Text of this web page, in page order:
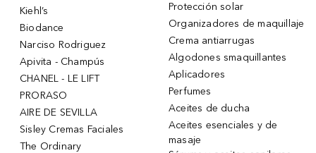
Kiehl’s
Biodance
Narciso Rodriguez
Apivita - Champús
CHANEL - LE LIFT
PRORASO
AIRE DE SEVILLA
Sisley Cremas Faciales
The Ordinary
Protección solar
Organizadores de maquillaje
Crema antiarrugas
Algodones smaquillantes
Aplicadores
Perfumes
Aceites de ducha
Aceites esenciales y de
masaje